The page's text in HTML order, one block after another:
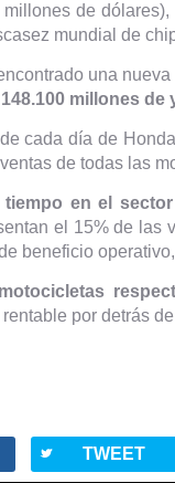
de
mundial de
una
millones de
cada día de
de todas las
en el
el 15% de
beneficio
por detrás
twitterbird TWEET